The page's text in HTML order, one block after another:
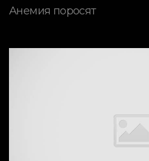
Анемия поросят